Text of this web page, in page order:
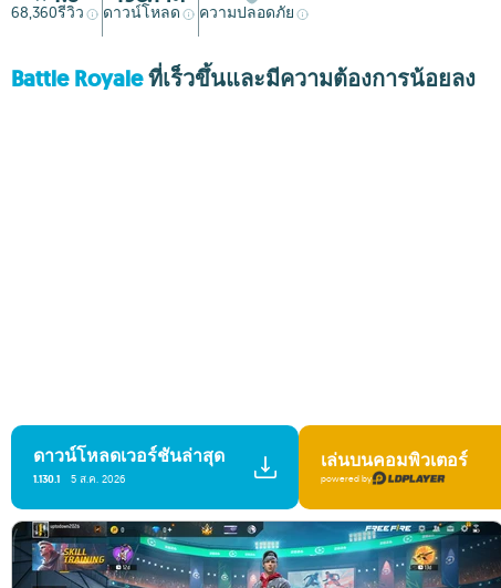
68,360รีวิว ดาวน์โหลด ความปลอดภัย
Battle Royaleที่เร็วขึ้นและมีความต้องการน้อยลง
ดาวน์โหลดเวอร์ชันล่าสุด
1.130.1 5 ส.ค. 2026
เล่นบนคอมพิวเตอร์
powered by